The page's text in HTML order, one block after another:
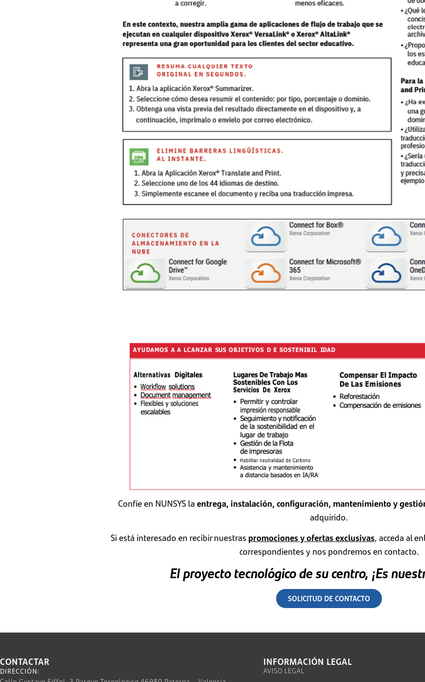
Confíe en NUNSYS la entrega, instalación, configuración, mantenimiento y
adquirido.
Si está interesado en recibir nuestras promociones y ofertas exclusivas, acceda al
correspondientes y nos pondremos en contacto.
El proyecto tecnológico de su centro, ¡Es
SOLICITUD DE CONTACTO
CONTACTAR
DIRECCIÓN:
INFORMACIÓN LEGAL
AVISO LEGAL